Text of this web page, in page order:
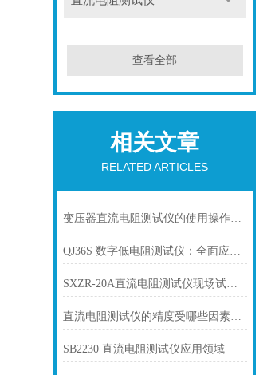
查看全部
相关文章
RELATED ARTICLES
变压器直流电阻测试仪的使用操作规程
QJ36S 数字低电阻测试仪：全面应用指南
SXZR-20A直流电阻测试仪现场试验方法
直流电阻测试仪的精度受哪些因素影响？
SB2230 直流电阻测试仪应用领域